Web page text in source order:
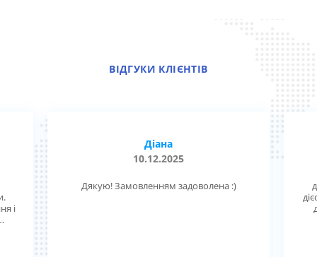
ВІДГУКИ КЛІЄНТІВ
і
Діана
10.12.2025
Дякую! Замовленням задоволена :)